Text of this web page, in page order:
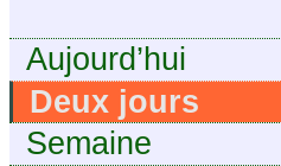
Aujourd’hui
Deux jours
Semaine